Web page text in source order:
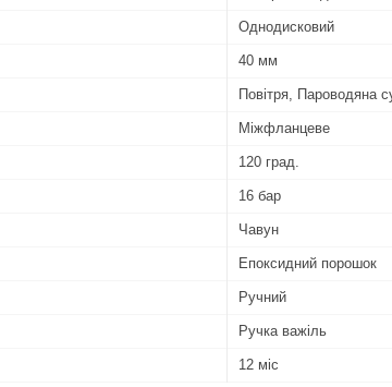
Однодисковий
40 мм
Повітря, Пароводяна
Міжфланцеве
120 град.
16 бар
Чавун
Епоксидний порошок
Ручний
Ручка важіль
12 міс